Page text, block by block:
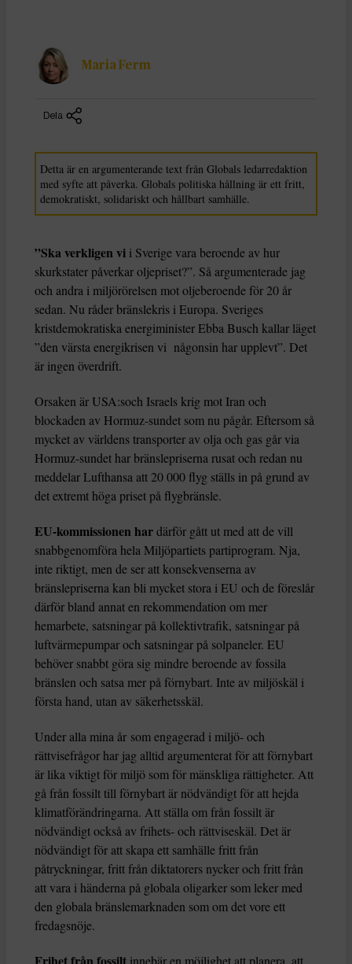
Maria Ferm
Dela
Detta är en argumenterande text från Globals ledarredaktion
med syfte att påverka. Globals politiska hållning är ett fritt,
demokratiskt, solidariskt och hållbart samhälle.
”Ska verkligen vi i Sverige vara beroende av hur
skurkstater påverkar oljepriset?”. Så argumenterade jag
och andra i miljörörelsen mot oljeberoende för 20 år
sedan. Nu råder bränslekris i Europa. Sveriges
kristdemokratiska energiminister Ebba Busch kallar läget
”den värsta energikrisen vi någonsin har upplevt”. Det
är ingen överdrift.
Orsaken är USA:soch Israels krig mot Iran och
blockaden av Hormuz-sundet som nu pågår. Eftersom så
mycket av världens transporter av olja och gas går via
Hormuz-sundet har bränslepriserna rusat och redan nu
meddelar Lufthansa att 20 000 flyg ställs in på grund av
det extremt höga priset på flygbränsle.
EU-kommissionen hardärför gått ut med att de vill
snabbgenomföra hela Miljöpartiets partiprogram. Nja,
inte riktigt, men de ser att konsekvenserna av
bränslepriserna kan bli mycket stora i EU och de föreslår
därför bland annat en rekommendation om mer
hemarbete, satsningar på kollektivtrafik, satsningar på
luftvärmepumpar och satsningar på solpaneler. EU
behöver snabbt göra sig mindre beroende av fossila
bränslen och satsa mer på förnybart. Inte av miljöskäl i
första hand, utan av säkerhetsskäl.
Under alla mina år som engagerad i miljö- och
rättvisefrågor har jag alltid argumenterat för att förnybart
är lika viktigt för miljö som för mänskliga rättigheter. Att
gå från fossilt till förnybart är nödvändigt för att hejda
klimatförändringarna. Att ställa om från fossilt är
nödvändigt också av frihets- och rättviseskäl. Det är
nödvändigt för att skapa ett samhälle fritt från
påtryckningar, fritt från diktatorers nycker och fritt från
att vara i händerna på globala oligarker som leker med
den globala bränslemarknaden som om det vore ett
fredagsnöje.
innebär en möjlighet att planera, att